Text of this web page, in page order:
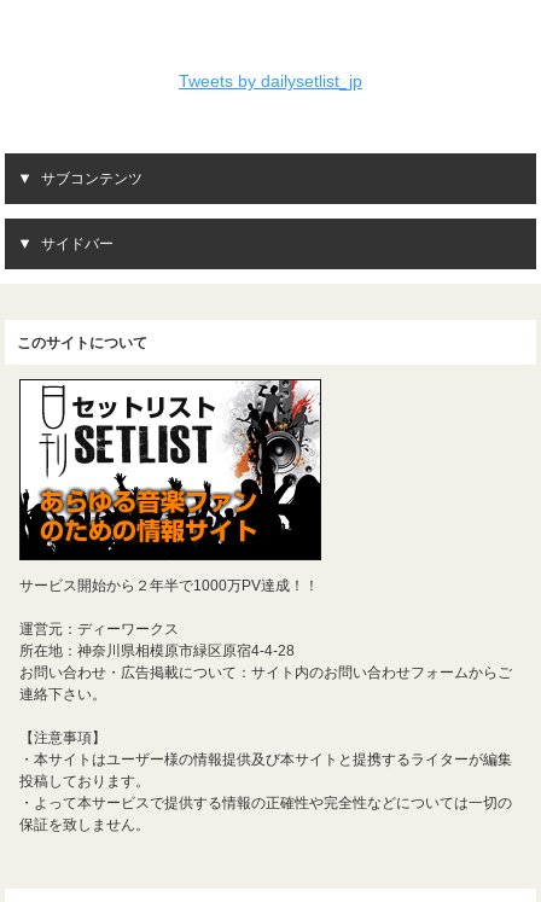
Tweets by dailysetlist_jp
サブコンテンツ
サイドバー
このサイトについて
サービス開始から２年半で1000万PV達成！！
運営元：ディーワークス
所在地：神奈川県相模原市緑区原宿4-4-28
お問い合わせ・広告掲載について：サイト内のお問い合わせフォームからご
連絡下さい。
【注意事項】
・本サイトはユーザー様の情報提供及び本サイトと提携するライターが編集
投稿しております。
・よって本サービスで提供する情報の正確性や完全性などについては一切の
保証を致しません。